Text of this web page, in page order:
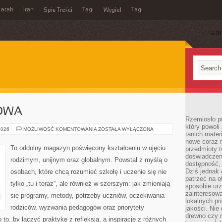
atak Iran Spis Treści Tagi Węgiel Tagi
MOŻLIWOŚĆ KOMENTOWANIA EDUKACJA
ZOSTAŁA WYŁĄCZONA
To oddolny magazyn poświęcony kształceniu w ujęciu
rodzimym, unijnym oraz globalnym. Powstał z myślą o
osobach, które chcą rozumieć szkołę i uczenie się nie
tylko „tu i teraz”, ale również w szerszym: jak zmieniają
się programy, metody, potrzeby uczniów, oczekiwania
rodziców, wyzwania pedagogów oraz priorytety
by łączyć praktykę z refleksją, a inspiracje z różnych
Rzemiosło
który
tanich
nowe coraz
przedmioty
Dziś jednak
patrzeć na
sposobie
lokalnych
jakości. Nie
drewno czy